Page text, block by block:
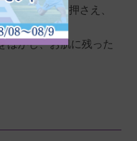
こむように押さえ、
はがし、お肌に残った